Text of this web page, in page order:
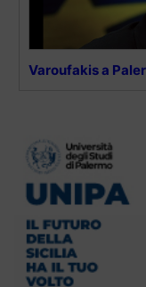
Varoufakis a